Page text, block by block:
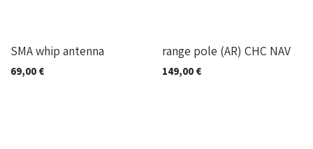
SMA whip antenna
69,00 €
range pole (AR) CHC NAV
149,00€